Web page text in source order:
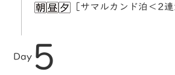
［サマルカンド泊＜2連
Day 5